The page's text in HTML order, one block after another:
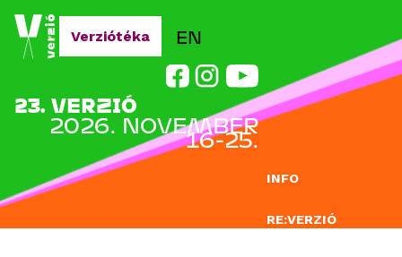
Jump to navigation
INFO
RE:VERZIÓ
EN
23. VERZIÓ
2026. NOVEMBER
16-25.
Verziótéka